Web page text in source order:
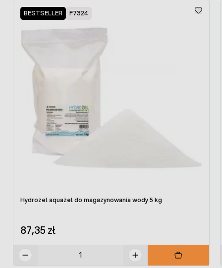
BESTSELLER F7324
Hydrożel aquażel do magazynowania wody 5 kg
87,35 zł